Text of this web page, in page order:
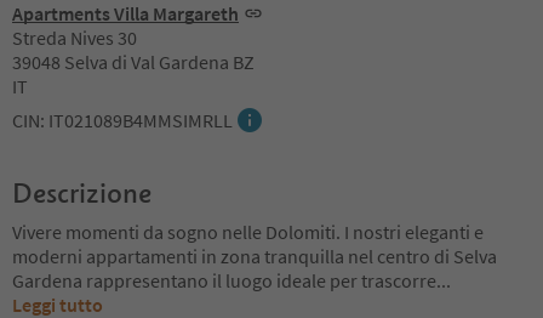
Apartments Villa Margareth
Streda Nives 30
39048 Selva di Val Gardena BZ
IT
CIN: IT021089B4MMSIMRLL
Descrizione
Vivere momenti da sogno nelle Dolomiti. I nostri eleganti e
moderni appartamenti in zona tranquilla nel centro di Selva
Gardena rappresentano il luogo ideale per trascorre...
Leggi tutto